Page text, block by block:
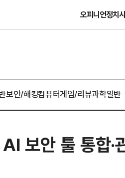
오피니언정치
보안/해킹컴퓨터게임/리뷰과학일반
보안 툴 통합·